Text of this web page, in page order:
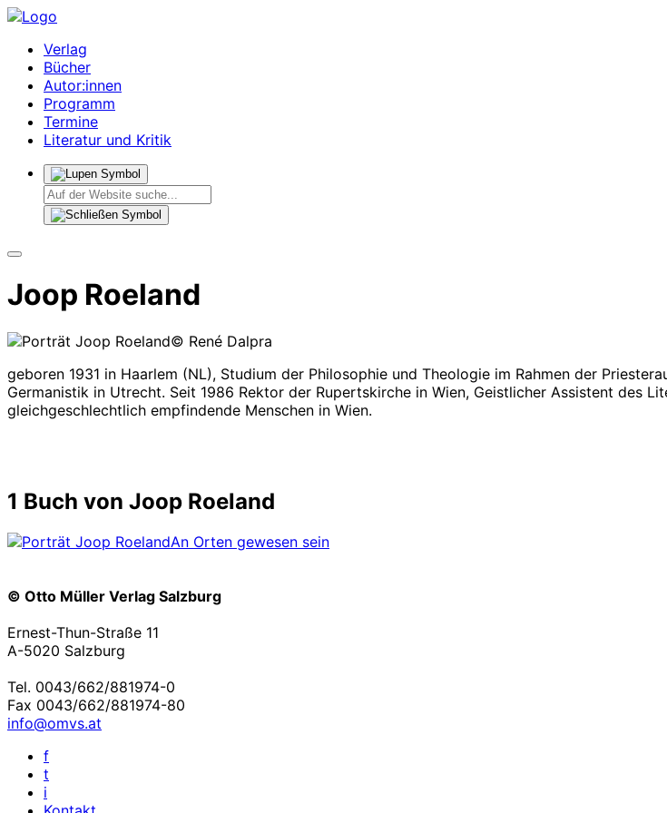
Verlag
Bücher
Autor:innen
Programm
Termine
Literatur und Kritik
Joop Roeland
© René Dalpra
geboren 1931 in Haarlem (NL), Studium der Philosophie und Theologie im Rahmen der
Germanistik in Utrecht. Seit 1986 Rektor der Rupertskirche in Wien, Geistlicher Assistent des
gleichgeschlechtlich empfindende Menschen in Wien.
1 Buch von Joop Roeland
An Orten gewesen sein
© Otto Müller Verlag Salzburg
Ernest-Thun-Straße 11
A-5020 Salzburg
Tel. 0043/662/881974-0
Fax 0043/662/881974-80
info@omvs.at
f
t
i